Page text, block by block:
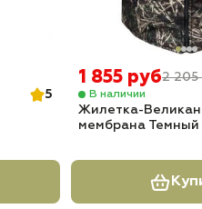
5
1 855 руб2 205
В наличии
Жилетка-Великан
мембрана Темный